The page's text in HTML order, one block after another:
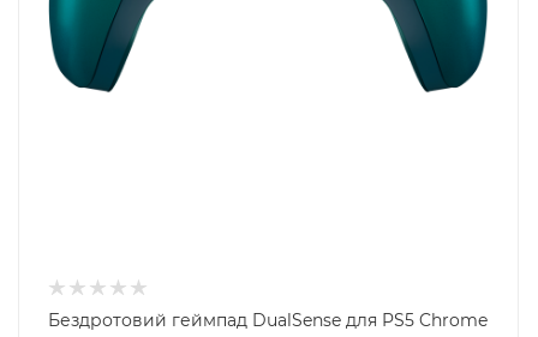
Бездротовий геймпад DualSense для PS5 Chrome